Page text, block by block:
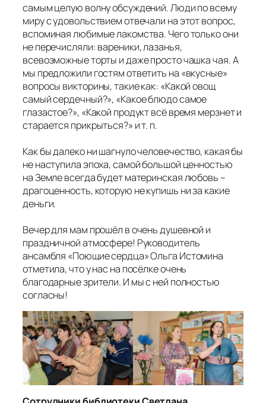
самым целую волну обсуждений. Люди по всему
миру с удовольствием отвечали на этот вопрос,
вспоминая любимые лакомства. Чего только они
не перечисляли: вареники, лазанья,
всевозможные торты и даже просто чашка чая. А
мы предложили гостям ответить на «вкусные»
вопросы викторины, такие как: «Какой овощ
самый сердечный?», «Какое блюдо самое
глазастое?», «Какой продукт всё время мерзнет и
старается прикрыться?» и т. п.
Как бы далеко ни шагнуло человечество, какая бы
не наступила эпоха, самой большой ценностью
на Земле всегда будет материнская любовь –
драгоценность, которую не купишь ни за какие
деньги.
Вечер для мам прошёл в очень душевной и
праздничной атмосфере! Руководитель
ансамбля «Поющие сердца» Ольга Истомина
отметила, что у нас на посёлке очень
благодарные зрители. И мы с ней полностью
согласны!